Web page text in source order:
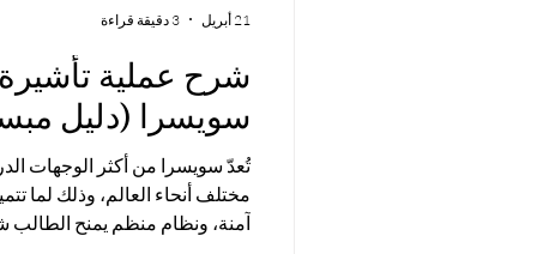
شرح عملية
سويسرا (دليل
تُعدّ سويسرا من أكثر الوجهات
مختلف أنحاء العالم، وذلك لما
آمنة، ونظام منظم يمنح الطالب
21 أبريل 3 دقيقة قراءة